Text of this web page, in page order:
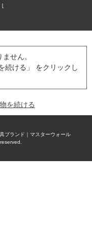
せん。
続ける」 をクリックし
を続ける
ブランド｜マスターウォール